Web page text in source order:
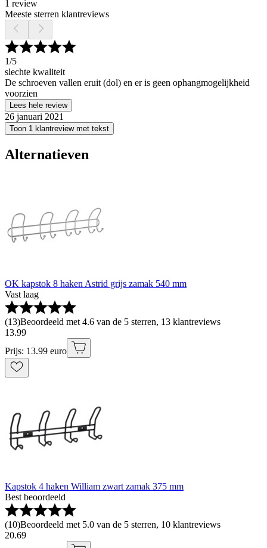
1 review
Meeste sterren klantreviews
1/5
slechte kwaliteit
De schroeven vallen eruit (dol) en er is geen ophangmogelijkheid
voorzien
Lees hele review
26 januari 2021
Toon 1 klantreview met tekst
Alternatieven
OK kapstok 8 haken Astrid grijs zamak 540 mm
Vast laag
(13)Beoordeeld met 4.6 van de 5 sterren, 13 klantreviews
13.99
Prijs: 13.99 euro
Kapstok 4 haken William zwart zamak 375 mm
Best beoordeeld
(10)Beoordeeld met 5.0 van de 5 sterren, 10 klantreviews
20.69